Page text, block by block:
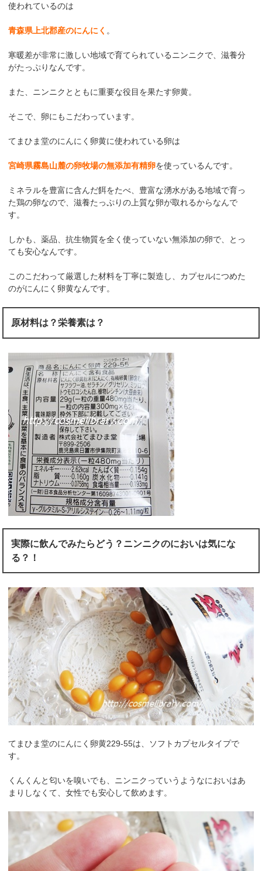
使われているのは
青森県上北郡産のにんにく 。
寒暖差が非常に激しい地域で育てられているニンニクで、滋養分
がたっぷりなんです。
また、ニンニクとともに重要な役目を果たす卵黄。
そこで、卵にもこだわっています。
てまひま堂のにんにく卵黄に使われている卵は
宮崎県霧島山麓の卵牧場の無添加有精卵を使っているんです。
ミネラルを豊富に含んだ餌をたべ、豊富な湧水がある地域で育っ
た鶏の卵なので、滋養たっぷりの上質な卵が取れるからなんで
す。
しかも、薬品、抗生物質を全く使っていない無添加の卵で、とっ
ても安心なんです。
このこだわって厳選した材料を丁寧に製造し、カプセルにつめた
のがにんにく卵黄なんです。
原材料は？栄養素は？
実際に飲んでみたらどう？ニンニクのにおいは気にな
る？！
てまひま堂のにんにく卵黄229-55は、ソフトカプセルタイプで
す。
くんくんと匂いを嗅いでも、ニンニクっていうようなにおいはあ
まりしなくて、女性でも安心して飲めます。